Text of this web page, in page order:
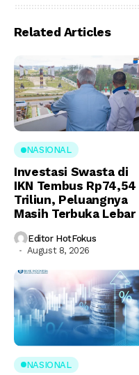
Related Articles
NASIONAL
Investasi Swasta di
IKN Tembus Rp74,54
Triliun, Peluangnya
Masih Terbuka Lebar
Editor HotFokus
August 8, 2026
NASIONAL